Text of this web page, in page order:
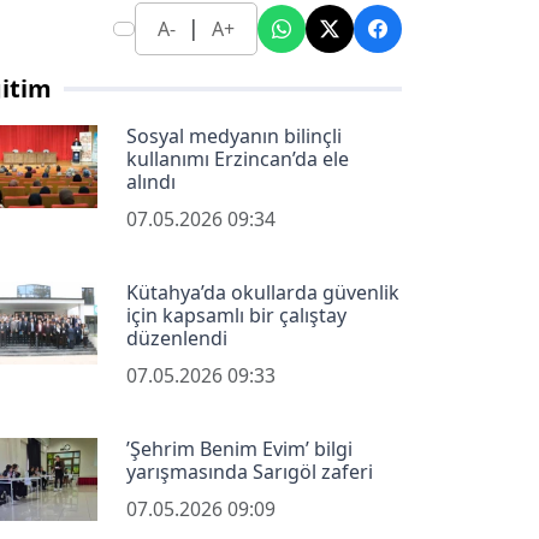
A- | A+
Sosyal medyanın bilinçli
kullanımı Erzincan’da ele
alındı
07.05.2026 09:34
Kütahya’da okullarda güvenlik
için kapsamlı bir çalıştay
düzenlendi
07.05.2026 09:33
’Şehrim Benim Evim’ bilgi
yarışmasında Sarıgöl zaferi
07.05.2026 09:09